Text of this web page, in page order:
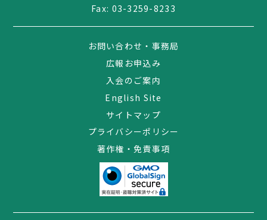
Fax: 03-3259-8233
お問い合わせ・事務局
広報お申込み
入会のご案内
English Site
サイトマップ
プライバシーポリシー
著作権・免責事項